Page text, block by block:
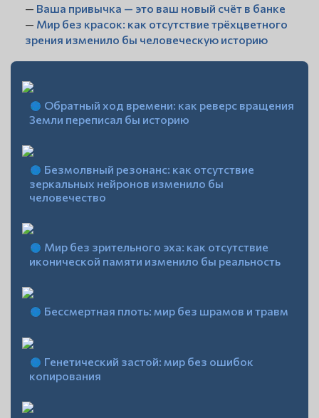
— Ваша привычка — это ваш новый счёт в банке
— Мир без красок: как отсутствие трёхцветного
зрения изменило бы человеческую историю
Обратный ход времени: как реверс вращения
Земли переписал бы историю
Безмолвный резонанс: как отсутствие
зеркальных нейронов изменило бы
человечество
Мир без зрительного эха: как отсутствие
иконической памяти изменило бы реальность
Бессмертная плоть: мир без шрамов и травм
Генетический застой: мир без ошибок
копирования